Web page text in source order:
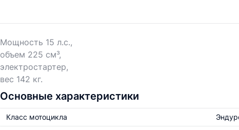
Мощность 15 л.с.,
объем 225 см³,
электростартер,
вес 142 кг.
Основные характеристики
Класс мотоцикла